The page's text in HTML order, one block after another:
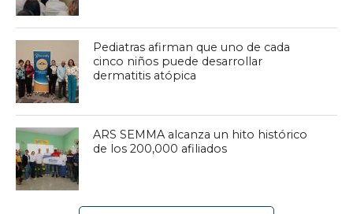
Pediatras afirman que uno de cada
cinco niños puede desarrollar
dermatitis atópica
ARS SEMMA alcanza un hito histórico
de los 200,000 afiliados